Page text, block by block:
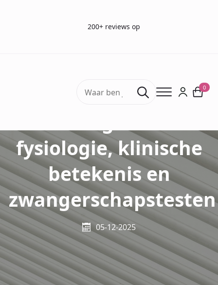
200+ reviews op
Search
for:
0
fysiologie, klinische
betekenis en
zwangerschapstesten
05-12-2025